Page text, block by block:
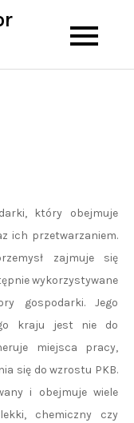
który obejmuje
ich przetwarzaniem.
zajmuje się
wykorzystywane
gospodarki. Jego
kraju jest nie do
miejsca pracy,
się do wzrostu PKB.
i obejmuje wiele
chemiczny czy